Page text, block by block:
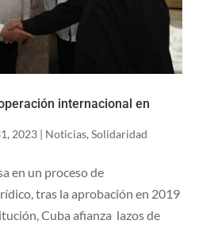
internacional en
2023| Noticias, Solidaridad
en un proceso de
tras la aprobación en 2019
Cuba afianza lazos de